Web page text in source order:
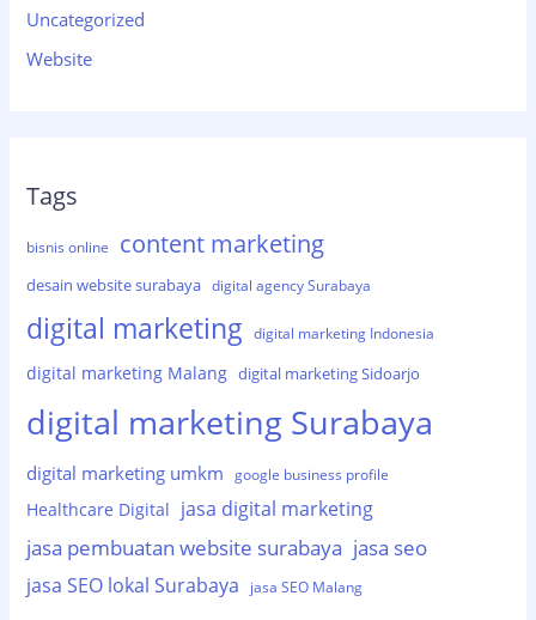
Uncategorized
Website
Tags
bisnis online content marketing
desain website surabaya digital agency Surabaya
digital marketing digital marketing Indonesia
digital marketing Malang digital marketing Sidoarjo
digital marketing Surabaya
digital marketing umkm google business profile
Healthcare Digital jasa digital marketing
jasa pembuatan website surabaya jasa seo
jasa SEO lokal Surabaya jasa SEO Malang